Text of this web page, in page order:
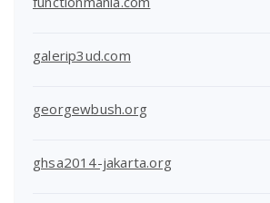
galerip3ud.com
georgewbush.org
ghsa2014-jakarta.org